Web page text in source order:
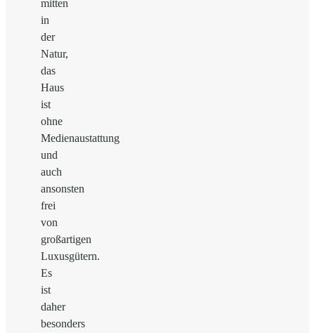
mitten
in
der
Natur,
das
Haus
ist
ohne
Medienaustattung
und
auch
ansonsten
frei
von
großartigen
Luxusgütern.
Es
ist
daher
besonders